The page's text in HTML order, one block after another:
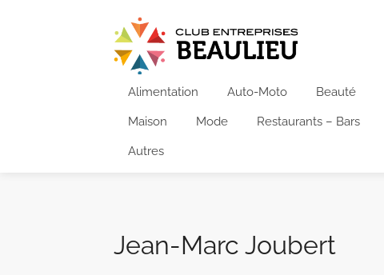
Alimentation Auto-Moto Beauté
Maison Mode Restaurants – Bars
Autres
Jean-Marc Joubert